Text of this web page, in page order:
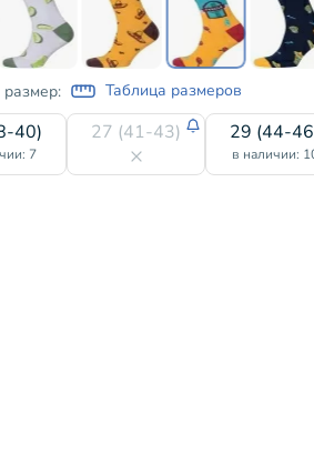
Таблица размеров
40)
7
27 (41-43) 29 (44-
в наличии: